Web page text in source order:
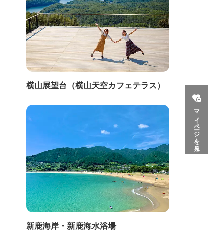
マイページを見る
横山展望台（横山天空カフェテラス）
新鹿海岸・新鹿海水浴場